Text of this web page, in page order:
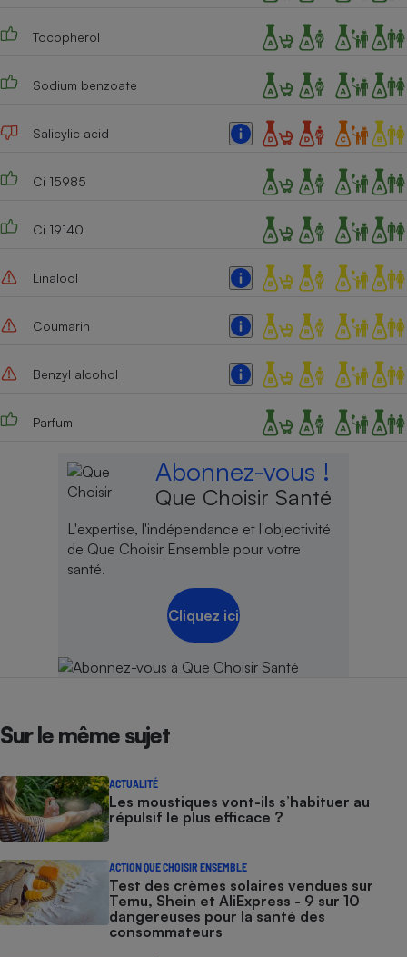
Tocopherol
Sodium benzoate
Salicylic acid
Ci 15985
Ci 19140
Linalool
Coumarin
Benzyl alcohol
Parfum
Abonnez-vous !
Que Choisir Santé
L'expertise, l'indépendance et l'objectivité
de Que Choisir Ensemble pour votre
santé.
Cliquez ici
Sur le même sujet
ACTUALITÉ
Les moustiques vont-ils s’habituer au
répulsif le plus efficace ?
ACTION QUE CHOISIR ENSEMBLE
Test des crèmes solaires vendues sur
Temu, Shein et AliExpress - 9 sur 10
dangereuses pour la santé des
consommateurs